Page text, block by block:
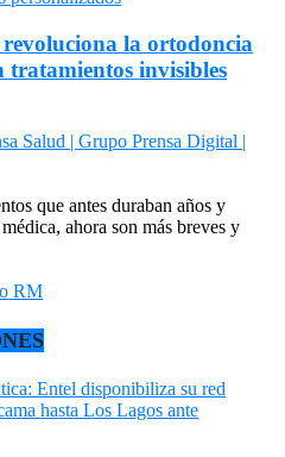
la ortodoncia
tratamientos invisibles
Salud | Grupo Prensa Digital |
que antes duraban años y
ahora son más breves y